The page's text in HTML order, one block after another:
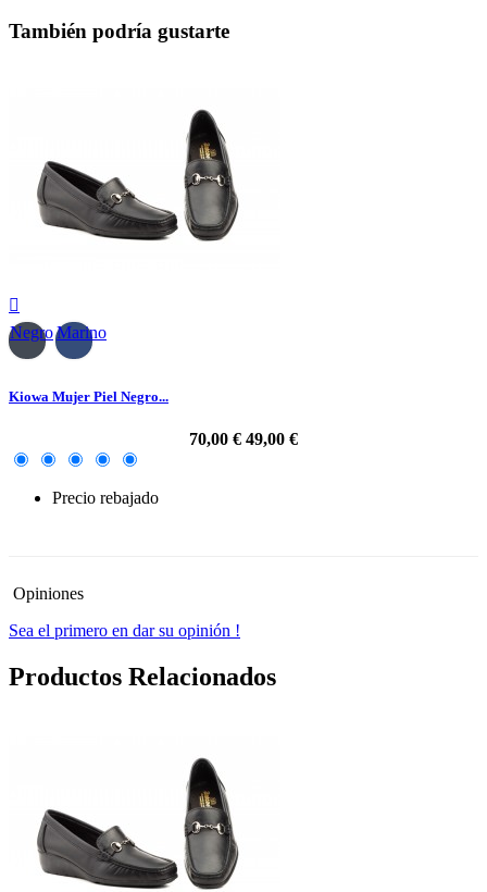
También podría gustarte

NegroMarino
Kiowa Mujer Piel Negro...
70,00 € 49,00 €
Precio rebajado
Opiniones
Sea el primero en dar su opinión !
Productos Relacionados